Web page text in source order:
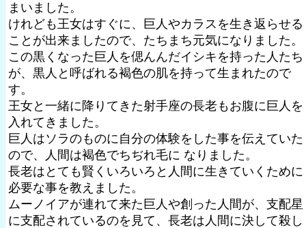
まいました。
けれども王女はすぐに、巨人やカラスを生き返らせる
ことが出来ましたので、たちまち元気になりました。
この黒くなった巨人を偲んんだイシキを持った人たち
が、黒人と呼ばれる褐色の肌を持って生まれたので
す。
王女と一緒に降りてきた射手座の長老もお腹に巨人を
入れてきました。
巨人はソラのものに自分の体験をした事を伝えていた
ので、人間は褐色でちぢれ毛に なりました。
長老はとても賢くいろいろと人間に生きていくために
必要な事を教えました。
ムーノイアが連れて来た巨人や創った人間が、支配星
に支配されているのを見て、長老は人間に決して殺し